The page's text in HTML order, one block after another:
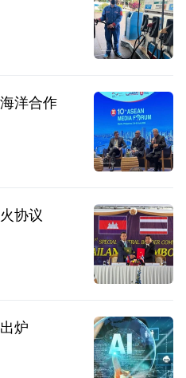
洋合作
协议
炉